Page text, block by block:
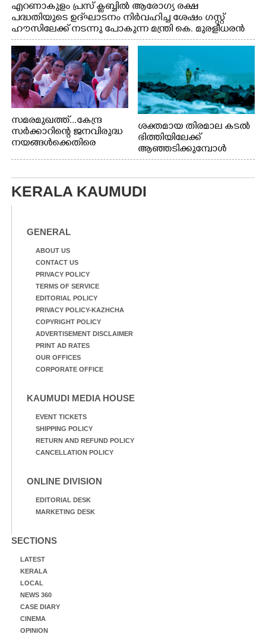
എറണാകുളം പ്രസ് ക്ലബ്ബിൽ ആരോഗ്യ രക്ഷ
പദ്ധതിയുടെ ഉദ്‌ഘാടനം നിർവഹിച്ച ശേഷം ഗസ്റ്റ്
ഹൗസിലേക്ക് നടന്നു പോകുന്ന മന്ത്രി കെ. മുരളീധരൻ
സമരമുഖത്ത്...കേന്ദ്ര
സർക്കാറിന്റെ ജനവിരുദ്ധ
നയങ്ങൾക്കെതിരെ
ഓഫീസിനു മുന്നിൽ
കർഷക തൊഴിലാളി
സംയുക്ത സമര സമിതി
പങ്കെടുത്തുകൊണ്ട്
മുൻ മന്ത്രി എസ്. ശർമ്മ
ശക്തമായ തിരമാല കടൽ
ഭിത്തിയിലേക്ക്
ആഞ്ഞടിക്കുമ്പോൾ
അപകടകരമായ രീതിയിൽ
ബീച്ചിൽ നിന്നുള്ള കാഴ്ച്ച
KERALA KAUMUDI
GENERAL
ABOUT US
CONTACT US
PRIVACY POLICY
TERMS OF SERVICE
EDITORIAL POLICY
PRIVACY POLICY-KAZHCHA
COPYRIGHT POLICY
ADVERTISEMENT DISCLAIMER
PRINT AD RATES
OUR OFFICES
CORPORATE OFFICE
KAUMUDI MEDIA HOUSE
EVENT TICKETS
SHIPPING POLICY
RETURN AND REFUND POLICY
CANCELLATION POLICY
ONLINE DIVISION
EDITORIAL DESK
MARKETING DESK
SECTIONS
LATEST
KERALA
LOCAL
NEWS 360
CASE DIARY
CINEMA
OPINION